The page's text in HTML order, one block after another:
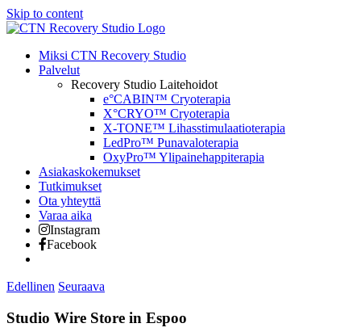
Skip to content
Miksi CTN Recovery Studio
Palvelut
Recovery Studio Laitehoidot
e°CABIN™ Cryoterapia
X°CRYO™ Cryoterapia
X-TONE™ Lihasstimulaatioterapia
LedPro™ Punavaloterapia
OxyPro™ Ylipainehappiterapia
Asiakaskokemukset
Tutkimukset
Ota yhteyttä
Varaa aika
Instagram
Facebook
Edellinen Seuraava
Studio Wire Store in Espoo